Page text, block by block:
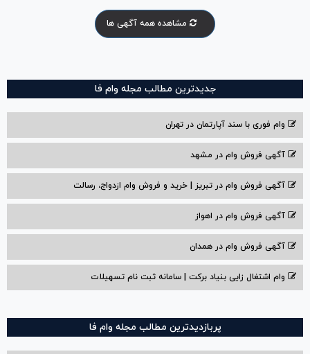
مشاهده همه آگهی ها
جدیدترین مطالب مجله وام فا
وام فوری با سند آپارتمان در تهران
آگهی فروش وام در مشهد
آگهی فروش وام در تبریز | خرید و فروش وام ازدواج، رسالت
آگهی فروش وام در اهواز
آگهی فروش وام در همدان
وام اشتغال زایی بنیاد برکت | سامانه ثبت نام تسهیلات
پربازدیدترین مطالب مجله وام فا